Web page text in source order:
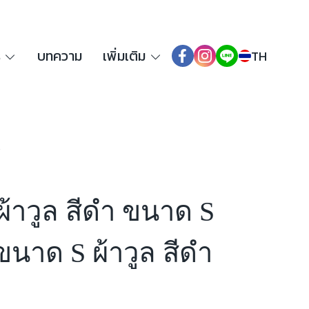
บทความ เพิ่มเติม TH
าวูล สีดำ ขนาด S
นาด S ผ้าวูล สีดำ